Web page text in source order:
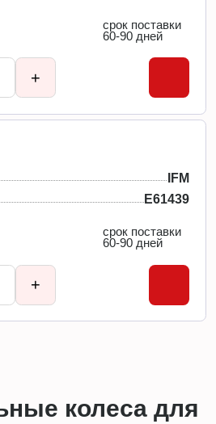
срок поставки
60-90 дней
+
IFM
E61439
срок поставки
60-90 дней
+
колеса для